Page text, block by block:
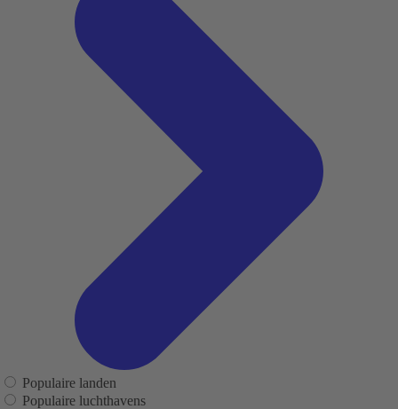
Populaire landen
Populaire luchthavens